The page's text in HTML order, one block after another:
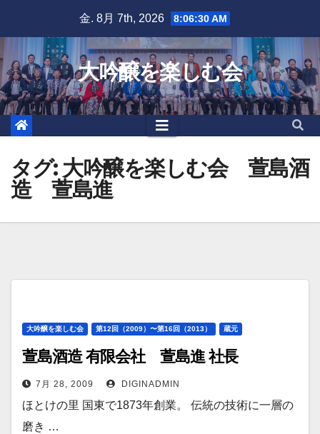
content
金. 8月 7th, 2026 8:06:31 AM
大吟醸を楽しむ会
タグ: 大吟醸を楽しむ会 萱島酒
造 萱島進
大吟醸を楽しむ会 第12回（2009）〜第16回（2013） 蔵元
萱島酒造 有限会社 萱島進 社長
7月 28, 2009 DIGINADMIN
ほとけの里 国東で1873年創業。 伝統の技術に一層の
磨き …